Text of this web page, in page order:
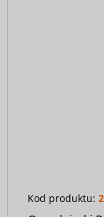
Kod produktu: